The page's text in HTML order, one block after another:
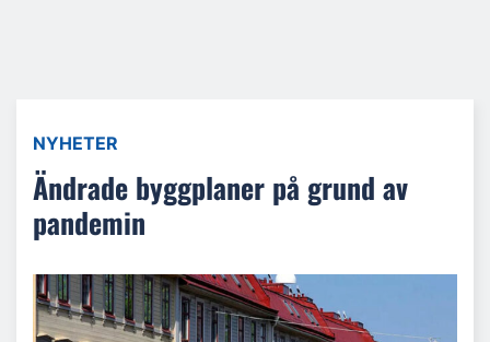
NYHETER
Ändrade byggplaner på grund av
pandemin